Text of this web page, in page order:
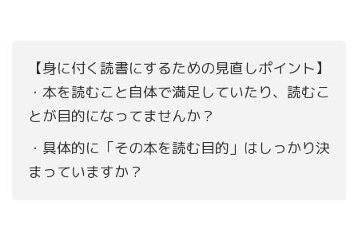
【身に付く読書にするための見直しポイント】
・本を読むこと自体で満足していたり、読むこ
とが目的になってませんか？
・具体的に「その本を読む目的」はしっかり決
まっていますか？